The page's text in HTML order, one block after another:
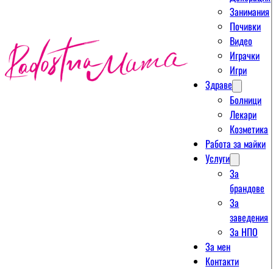
Занимания
Почивки
Видео
Играчки
Игри
Здраве
Болници
Лекари
Козметика
Работа за майки
Услуги
За
брандове
За
заведения
За НПО
За мен
Контакти